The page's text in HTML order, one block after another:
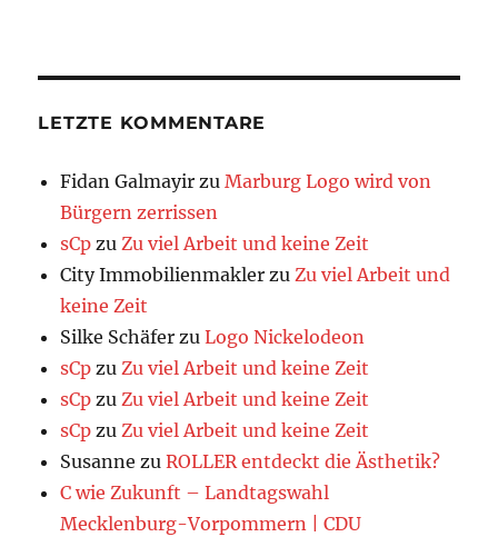
LETZTE KOMMENTARE
Fidan Galmayir zuMarburg Logo wird von
Bürgern zerrissen
sCp zuZu viel Arbeit und keine Zeit
City Immobilienmakler zuZu viel Arbeit und
keine Zeit
Silke Schäfer zuLogo Nickelodeon
sCp zuZu viel Arbeit und keine Zeit
sCp zuZu viel Arbeit und keine Zeit
sCp zuZu viel Arbeit und keine Zeit
Susanne zuROLLER entdeckt die Ästhetik?
C wie Zukunft – Landtagswahl
Mecklenburg-Vorpommern | CDU